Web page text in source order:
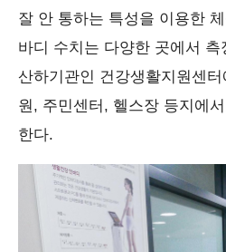
잘 안 통하는 특성을 이용한
바디 수치는 다양한 곳에서 측
산하기관인 건강생활지원센
원, 주민센터, 헬스장 등지에
한다.